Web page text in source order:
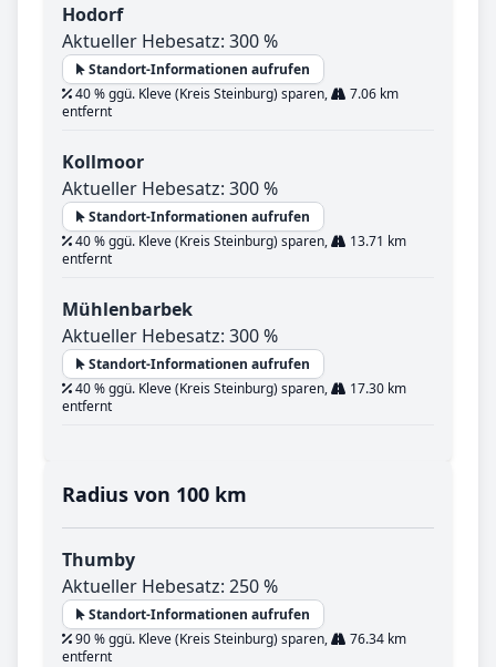
Hodorf
Aktueller Hebesatz: 300 %
Standort-Informationen aufrufen
40 % ggü. Kleve (Kreis Steinburg) sparen,
7.06 km
entfernt
Kollmoor
Aktueller Hebesatz: 300 %
Standort-Informationen aufrufen
40 % ggü. Kleve (Kreis Steinburg) sparen,
13.71 km
entfernt
Mühlenbarbek
Aktueller Hebesatz: 300 %
Standort-Informationen aufrufen
40 % ggü. Kleve (Kreis Steinburg) sparen,
17.30 km
entfernt
Radius von 100 km
Thumby
Aktueller Hebesatz: 250 %
Standort-Informationen aufrufen
90 % ggü. Kleve (Kreis Steinburg) sparen,
76.34 km
entfernt